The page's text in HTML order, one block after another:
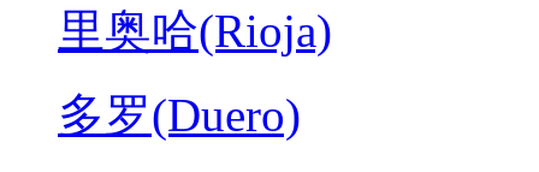
里奥哈(Rioja)
多罗(Duero)